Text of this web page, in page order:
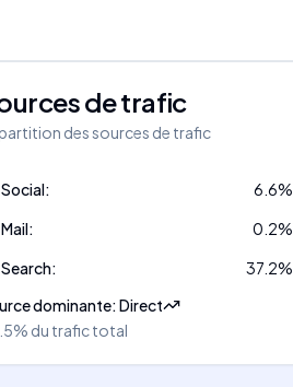
de trafic
des sources de trafic
Social: 6.6%
Mail: 0.2%
Search: 37.2%
dominante:Direct
du trafic total